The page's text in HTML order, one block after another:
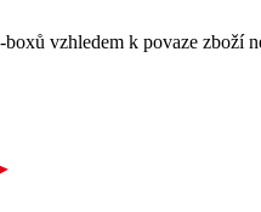
vzhledem k povaze zboží